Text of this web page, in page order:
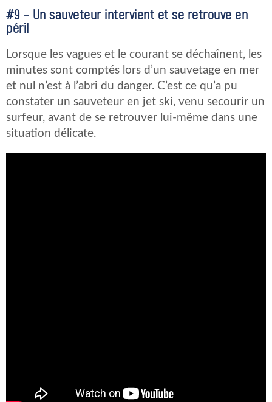
#9 – Un sauveteur intervient et se retrouve en
péril
Lorsque les vagues et le courant se déchaînent, les
minutes sont comptés lors d’un sauvetage en mer
et nul n’est à l’abri du danger. C’est ce qu’a pu
constater un sauveteur en jet ski, venu secourir un
surfeur, avant de se retrouver lui-même dans une
situation délicate.